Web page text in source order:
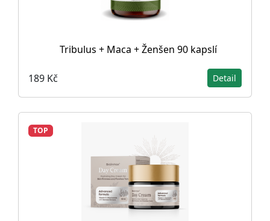
Tribulus + Maca + Ženšen 90 kapslí
189 Kč Detail
TOP